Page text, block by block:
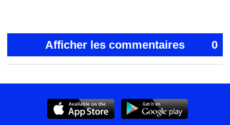
Afficher les commentaires 0